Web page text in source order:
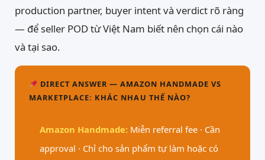
production partner, buyer intent và verdict rõ ràng
— để seller POD từ Việt Nam biết nên chọn cái nào
và tại sao.
DIRECT ANSWER — AMAZON HANDMADE VS
MARKETPLACE: KHÁC NHAU THẾ NÀO?
Amazon Handmade: Miễn referral fee · Cần
approval · Chỉ cho sản phẩm tự làm hoặc có